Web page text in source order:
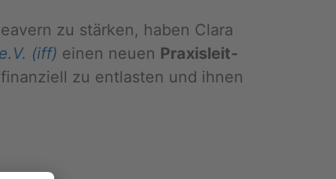
zu stär­ken, haben Clara
(iff) einen neuen Pra­xis­leit­
zu ent­las­ten und ihnen